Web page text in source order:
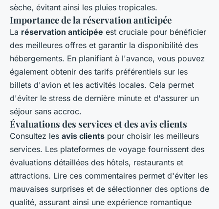
sèche, évitant ainsi les pluies tropicales.
Importance de la réservation anticipée
La réservation anticipée est cruciale pour bénéficier
des meilleures offres et garantir la disponibilité des
hébergements. En planifiant à l'avance, vous pouvez
également obtenir des tarifs préférentiels sur les
billets d'avion et les activités locales. Cela permet
d'éviter le stress de dernière minute et d'assurer un
séjour sans accroc.
Évaluations des services et des avis clients
Consultez les avis clients pour choisir les meilleurs
services. Les plateformes de voyage fournissent des
évaluations détaillées des hôtels, restaurants et
attractions. Lire ces commentaires permet d'éviter les
mauvaises surprises et de sélectionner des options de
qualité, assurant ainsi une expérience romantique